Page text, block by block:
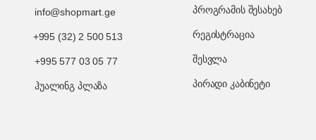
info@shopmart.ge
+995 (32) 2 500 513
+995 577 03 05 77
ჰუალინგ პლაზა
პროგრამის შესახებ
რეგისტრაცია
შესვლა
პირადი კაბინეტი